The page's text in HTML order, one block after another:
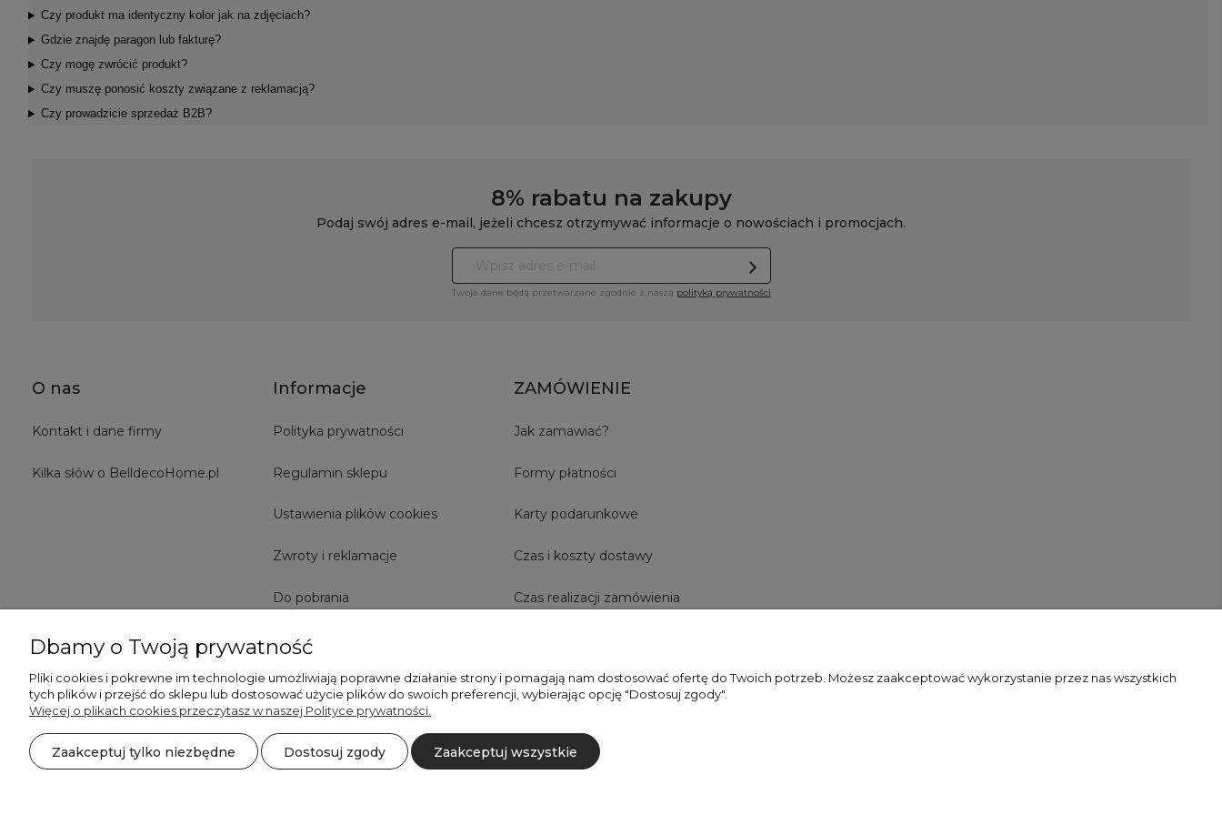
Czy produkt ma identyczny kolor jak na zdjęciach?
Gdzie znajdę paragon lub fakturę?
Czy mogę zwrócić produkt?
Czy muszę ponosić koszty związane z reklamacją?
Czy prowadzicie sprzedaż B2B?
8% rabatu na zakupy
Podaj swój adres e-mail, jeżeli chcesz otrzymywać informacje o nowościach i promocjach.
Twoje dane będą przetwarzane zgodnie z naszą polityką prywatności
O nas
Kontakt i dane firmy
Kilka słów o BelldecoHome.pl
Informacje
Polityka prywatności
Regulamin sklepu
Ustawienia plików cookies
Zwroty i reklamacje
Do pobrania
ZAMÓWIENIE
Jak zamawiać?
Formy płatności
Karty podarunkowe
Czas i koszty dostawy
Czas realizacji zamówienia
+48606673390 sprzedaz@belldecohome.pl
©2026 Wszelkie Prawa Zastrzeżone | BelldecoHome.pl
Dbamy o Twoją prywatność
Pliki cookies i pokrewne im technologie umożliwiają poprawne działanie strony i pomagają nam dostosować ofertę do Twoich potrzeb. Możesz zaakceptować wykorzystanie przez nas wszystkich
tych plików i przejść do sklepu lub dostosować użycie plików do swoich preferencji, wybierając opcję "Dostosuj zgody".
Więcej o plikach cookies przeczytasz w naszej Polityce prywatności.
Zaakceptuj tylko niezbędne Dostosuj zgody Zaakceptuj wszystkie